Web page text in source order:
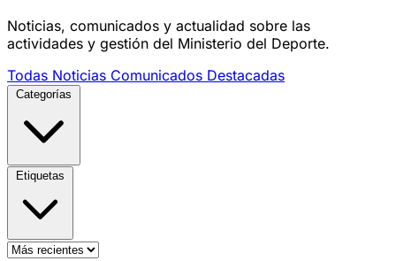
Noticias, comunicados y actualidad sobre las
actividades y gestión del Ministerio del Deporte.
Todas Noticias Comunicados Destacadas
Categorías
Etiquetas